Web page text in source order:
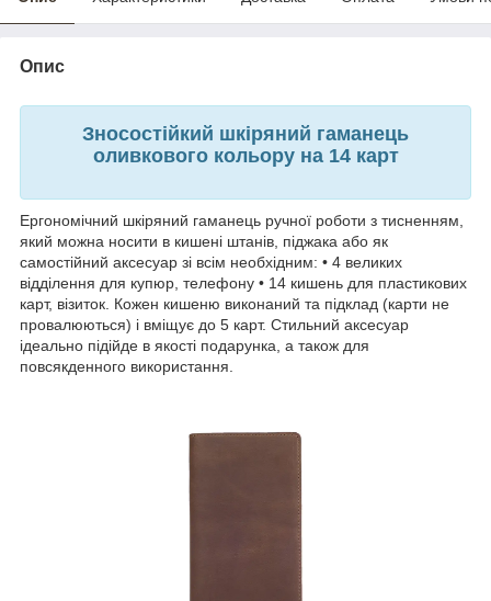
Опис
Зносостійкий шкіряний гаманець
оливкового кольору на 14 карт
Ергономічний шкіряний гаманець ручної роботи з тисненням,
який можна носити в кишені штанів, піджака або як
самостійний аксесуар зі всім необхідним: • 4 великих
відділення для купюр, телефону • 14 кишень для пластикових
карт, візиток. Кожен кишеню виконаний та підклад (карти не
провалюються) і вміщує до 5 карт. Стильний аксесуар
ідеально підійде в якості подарунка, а також для
повсякденного використання.